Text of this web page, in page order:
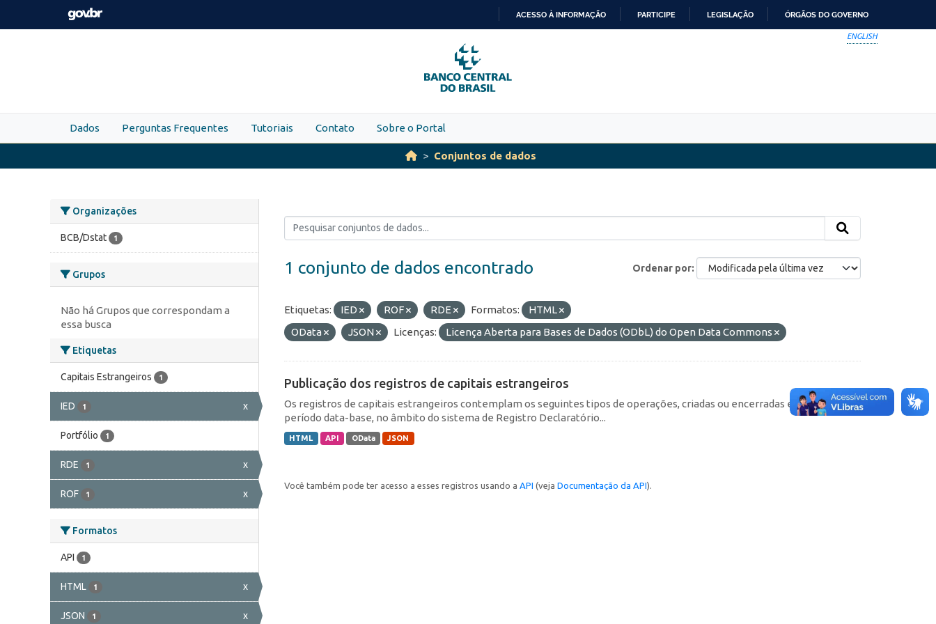
Skip to main content
PARA
O
CONTEÚDO
ACESSO À INFORMAÇÃO PARTICIPE LEGISLAÇÃO ÓRGÃOS DO GOVERNO
ENGLISH
Dados Perguntas Frequentes Tutoriais Contato Sobre o Portal
Conjuntos de dados
Organizações
BCB/Dstat 1
Grupos
Não há Grupos que correspondam a
essa busca
Etiquetas
Capitais Estrangeiros 1
IED 1 x
Portfólio 1
RDE 1 x
ROF 1 x
Formatos
API 1
HTML 1 x
JSON 1 x
Ordenar por
1 conjunto de dados encontrado
Etiquetas: IED ROF RDE Formatos:
HTML
OData
JSON Licenças: Licença Aberta para Bases de Dados (ODbL) do Open Data Commons
Publicação dos registros de capitais estrangeiros
Os registros de capitais estrangeiros contemplam os seguintes tipos de operações, criadas ou encerradas em cada
período data-base, no âmbito do sistema de Registro Declaratório...
HTML API OData JSON
Você também pode ter acesso a esses registros usando a API (veja Documentação da API).